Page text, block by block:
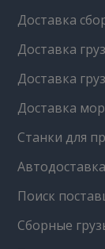
Доставка
Доставка
Доставка
Доставка
Станки для
Автодоставка
Поиск
Сборные